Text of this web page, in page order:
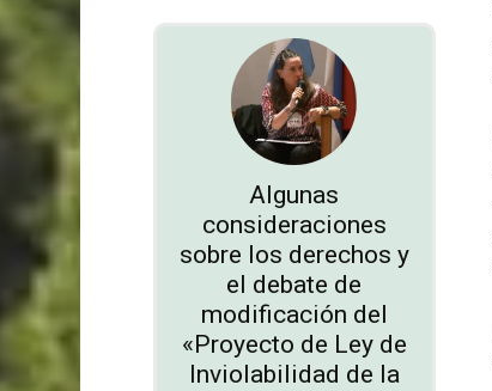
Algunas
consideraciones
sobre los derechos y
el debate de
modificación del
«Proyecto de Ley de
Inviolabilidad de la